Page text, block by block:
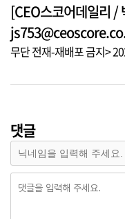
[CEO스코어데일리 /
무단 전재-재배포 금지>
댓글